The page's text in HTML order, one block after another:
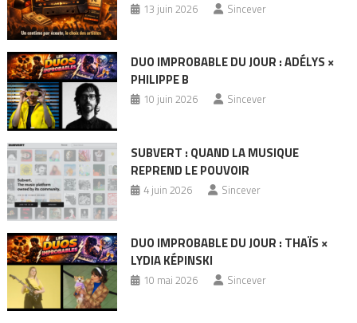
13 juin 2026 Sincever
DUO IMPROBABLE DU JOUR : ADÉLYS ×
PHILIPPE B
10 juin 2026 Sincever
SUBVERT : QUAND LA MUSIQUE
REPREND LE POUVOIR
4 juin 2026 Sincever
DUO IMPROBABLE DU JOUR : THAÏS ×
LYDIA KÉPINSKI
10 mai 2026 Sincever